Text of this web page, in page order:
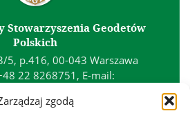
zgodą
Stowarzyszenia Geodetów
Polskich
5, p.416, 00-043 Warszawa
22 8268751, E-mail: